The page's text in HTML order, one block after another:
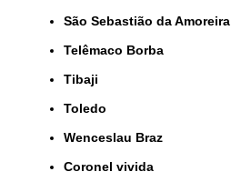
São Sebastião da Amoreira
Telêmaco Borba
Tibaji
Toledo
Wenceslau Braz
coronel vivida